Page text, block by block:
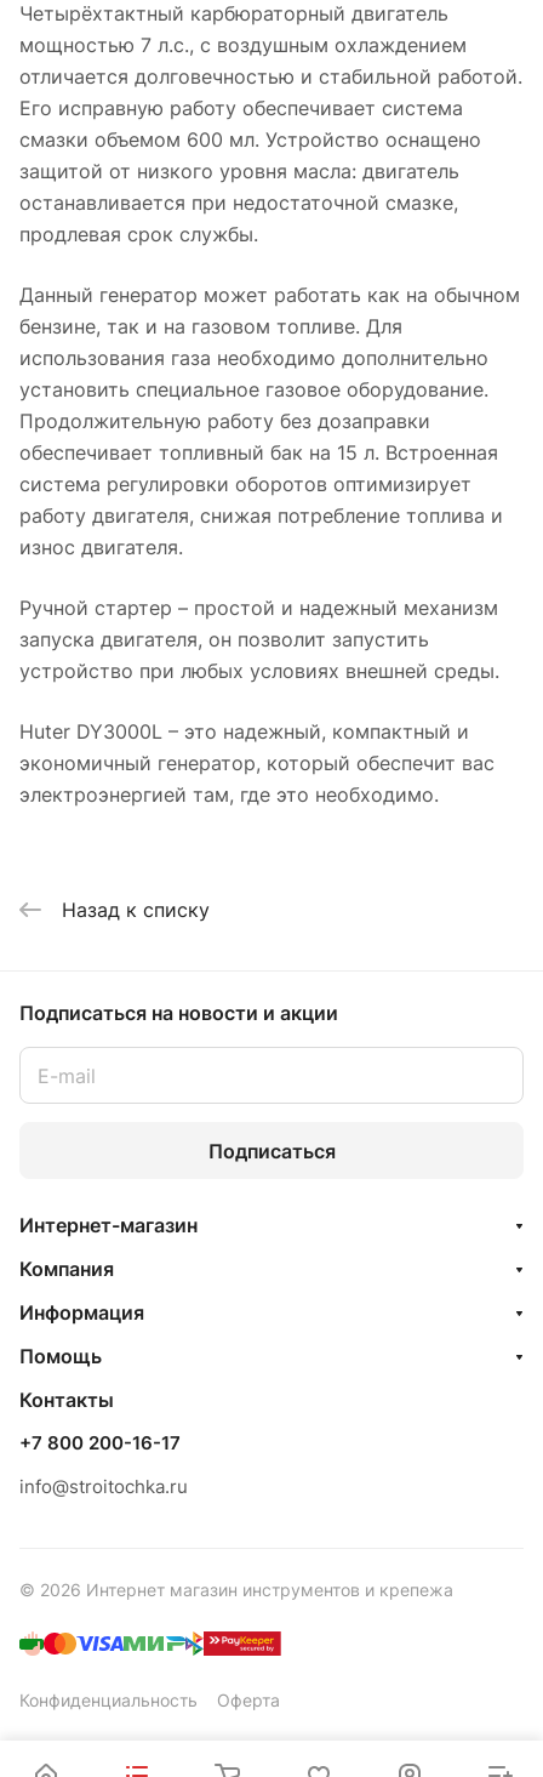
Четырёхтактный карбюраторный двигатель
мощностью 7 л.с., с воздушным охлаждением
отличается долговечностью и стабильной работой.
Его исправную работу обеспечивает система
смазки объемом 600 мл. Устройство оснащено
защитой от низкого уровня масла: двигатель
останавливается при недостаточной смазке,
продлевая срок службы.
Данный генератор может работать как на обычном
бензине, так и на газовом топливе. Для
использования газа необходимо дополнительно
установить специальное газовое оборудование.
Продолжительную работу без дозаправки
обеспечивает топливный бак на 15 л. Встроенная
система регулировки оборотов оптимизирует
работу двигателя, снижая потребление топлива и
износ двигателя.
Ручной стартер – простой и надежный механизм
запуска двигателя, он позволит запустить
устройство при любых условиях внешней среды.
Huter DY3000L – это надежный, компактный и
экономичный генератор, который обеспечит вас
электроэнергией там, где это необходимо.
Назад к списку
Подписаться на новости и акции
Подписаться
Интернет-магазин
Компания
Информация
Помощь
Контакты
+7 800 200-16-17
info@stroitochka.ru
© 2026 Интернет магазин инструментов и крепежа
Конфиденциальность Оферта